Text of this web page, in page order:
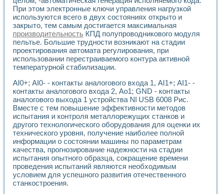
Аппаратно-программный комплекс для исследования
Автоматизированный дистанционный лабораторный
Исследование возможности реставрации одномерных
Использование технологий NATIONAL INSTRUMENTS в
Разработка модификаций алгоритма полигармонической
Учебный стенд для исследования принципа действия
Виртуальная система поддержки принимаемых решений в
Преемственность дисциплин «Моделирование систем» и
Универсальный стенд для исследования электрических
Лабораторные практикумы по информационно-
Виртуальный измеритель частотных характеристик на
Лабораторный практикум по основам теории Коммутации
Разработка виртуальной лабораторной работы
Виртуальные практикумы по электротехнике в среде
Из опыта внедрения в рамках национального проекта
Исследование эффективности решателей
Опыт разработки LabVIEW лабораторных практикумов
Проблемы повышения качества образования и
Развитие LabVIEW лабораторного практикума по
Разработка виртуальной лаборатории по электротехнике
При этом электронные ключи управления нагрузкой
используются всего в двух состояниях открыто и
закрыто, тем самым достигается максимальная
производительность КПД полупроводникового модуля
пельтье. Большие трудности возникают на стадии
проектирования автомата регулирования, при
использовании перестраиваемого контура активной
температурной стабилизации.
АI0+; АI0- - контакты аналогового входа 1, AI1+; АI1- -
контакты аналогового входа 2, Ао1; GND - контакты
аналогового выхода 1 устройства Nl USB 6008 Рис.
Вместе с тем повышение эффективности методов
испытания и контроля металлорежущих станков и
другого технологического оборудования для оценки их
технического уровня, получение наиболее полной
информации о состоянии машины по параметрам
качества, прогнозирование надежности на стадии
испытания опытного образца, сокращение времени
проведения испытаний являются необходимым
условием для успешного развития отечественного
станкостроения.